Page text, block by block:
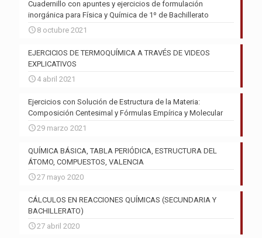
Cuadernillo con apuntes y ejercicios de formulación
inorgánica para Física y Química de 1º de Bachillerato
8 octubre 2021
EJERCICIOS DE TERMOQUÍMICA A TRAVÉS DE VIDEOS
EXPLICATIVOS
4 abril 2021
Ejercicios con Solución de Estructura de la Materia:
Composición Centesimal y Fórmulas Empírica y Molecular
29 marzo 2021
QUÍMICA BÁSICA, TABLA PERIÓDICA, ESTRUCTURA DEL
ÁTOMO, COMPUESTOS, VALENCIA
27 mayo 2020
CÁLCULOS EN REACCIONES QUÍMICAS (SECUNDARIA Y
BACHILLERATO)
27 abril 2020